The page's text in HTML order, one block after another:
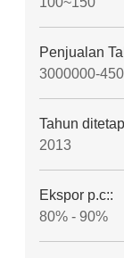
Penjualan
3000000-
Tahun
2013
Ekspor p.c::
80% - 90%